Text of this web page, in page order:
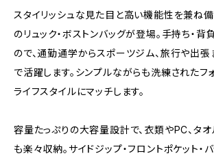
スタイリッシュな見た目と高い機能性を兼ね
のリュック・ボストンバッグが登場。手持ち・
ので、通勤通学からスポーツジム、旅行や出
で活躍します。シンプルながらも洗練されたフ
ライフスタイルにマッチします。
容量たっぷりの大容量設計で、衣類やPC、タ
も楽々収納。サイドジップ・フロントポケット・